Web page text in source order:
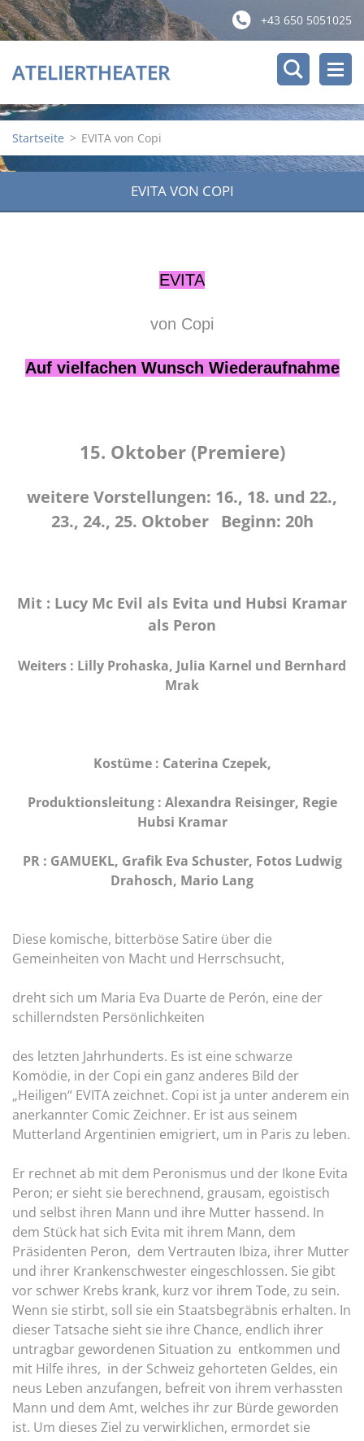
+43 650 5051025
ATELIERTHEATER
Startseite > EVITA von Copi
EVITA VON COPI
EVITA
von Copi
Auf vielfachen Wunsch Wiederaufnahme
15. Oktober (Premiere)
weitere Vorstellungen: 16., 18. und 22.,
23., 24., 25. Oktober Beginn: 20h
Mit : Lucy Mc Evil als Evita und Hubsi Kramar
als Peron
Weiters : Lilly Prohaska, Julia Karnel und Bernhard
Mrak
Kostüme : Caterina Czepek,
Produktionsleitung : Alexandra Reisinger, Regie
Hubsi Kramar
PR : GAMUEKL, Grafik Eva Schuster, Fotos Ludwig
Drahosch, Mario Lang
Diese komische, bitterböse Satire über die
Gemeinheiten von Macht und Herrschsucht,
dreht sich um Maria Eva Duarte de Perón, eine der
schillerndsten Persönlichkeiten
des letzten Jahrhunderts. Es ist eine schwarze
Komödie, in der Copi ein ganz anderes Bild der
„Heiligen“ EVITA zeichnet. Copi ist ja unter anderem ein
anerkannter Comic Zeichner. Er ist aus seinem
Mutterland Argentinien emigriert, um in Paris zu leben.
Er rechnet ab mit dem Peronismus und der Ikone Evita
Peron; er sieht sie berechnend, grausam, egoistisch
und selbst ihren Mann und ihre Mutter hassend. In
dem Stück hat sich Evita mit ihrem Mann, dem
Präsidenten Peron, dem Vertrauten Ibiza, ihrer Mutter
und ihrer Krankenschwester eingeschlossen. Sie gibt
vor schwer Krebs krank, kurz vor ihrem Tode, zu sein.
Wenn sie stirbt, soll sie ein Staatsbegräbnis erhalten. In
dieser Tatsache sieht sie ihre Chance, endlich ihrer
untragbar gewordenen Situation zu entkommen und
mit Hilfe ihres, in der Schweiz gehorteten Geldes, ein
neus Leben anzufangen, befreit von ihrem verhassten
Mann und dem Amt, welches ihr zur Bürde geworden
ist. Um dieses Ziel zu verwirklichen, ermordet sie